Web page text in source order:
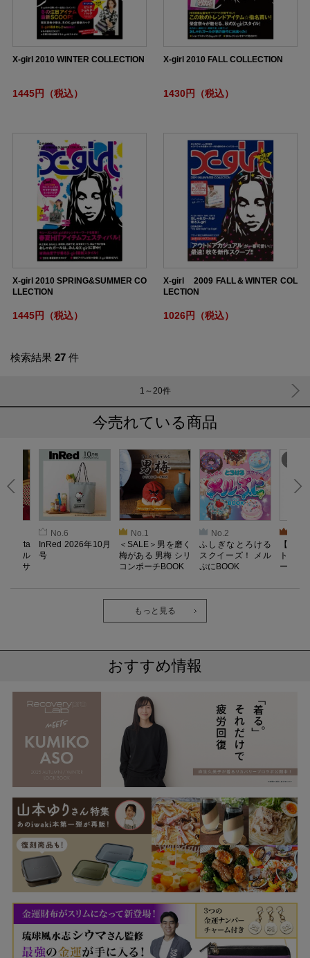
X-girl 2010 WINTER COLLECTION
1445円（税込）
X-girl 2010 FALL COLLECTION
1430円（税込）
X-girl 2010 SPRING&SUMMER CO
LLECTION
1445円（税込）
X-girl 2009 FALL＆WINTER COL
LECTION
1026円（税込）
検索結果 27 件
1～20件
今売れている商品
キル
レッサ
No.6
InRed 2026年10月
号
No.1
＜SALE＞男を磨く
梅がある 男梅 シリ
コンポーチBOOK
No.2
ふしぎなとろける
スクイーズ！ メル
ぷにBOOK
【
ト／L
ー）【
ab. 疲
もっと見る
おすすめ情報